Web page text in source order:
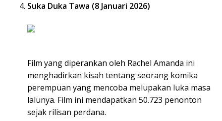
Suka Duka Tawa (8 Januari 2026)
Film yang diperankan oleh Rachel Amanda ini
menghadirkan kisah tentang seorang komika
perempuan yang mencoba melupakan luka masa
lalunya. Film ini mendapatkan 50.723 penonton
sejak rilisan perdana.